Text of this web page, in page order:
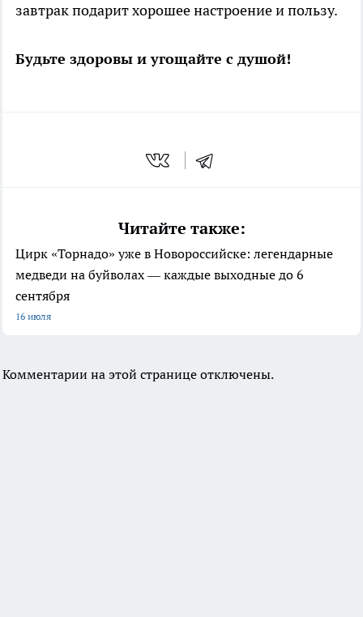
завтрак подарит хорошее настроение и пользу.
Будьте здоровы и угощайте с душой!
Читайте также:
Цирк «Торнадо» уже в Новороссийске: легендарные
медведи на буйволах — каждые выходные до 6
сентября
16 июля
Комментарии на этой странице отключены.